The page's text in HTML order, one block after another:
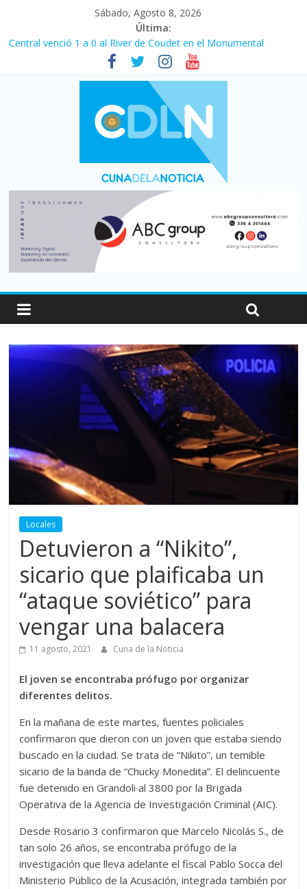
Sábado, Agosto 8, 2026
Última:
Fuerte caída de la venta de autos usados en julio: bajó un 12,6%
interanual
Central venció 1 a 0 al River de Coudet en el Monumental
afecta a 400 mil deudores en Santa Fe
Desde que asumió Milei cerraron 41.000 kioscos: el sector
denuncia crisis como en 2001
Vacaciones de invierno con más movimiento y consumo
turístico: 4,6 millones de personas viajaron por el país, un 5,9%
más que en 2025
Locales
Detuvieron a “Nikito”,
sicario que plaificaba un
“ataque soviético” para
vengar una balacera
11 agosto, 2021 Cuna de la Noticia
El joven se encontraba prófugo por organizar
diferentes delitos.
En la mañana de este martes, fuentes policiales
confirmaron que dieron con un joven que estaba siendo
buscado en la ciudad. Se trata de “Nikito”, un temible
sicario de la banda de “Chucky Monedita”. El delincuente
fue detenido en Grandoli al 3800 por la Brigada
Operativa de la Agencia de Investigación Criminal (AIC).
Desde Rosario 3 confirmaron que Marcelo Nicolás S., de
tan solo 26 años, se encontraba prófugo de la
investigación que lleva adelante el fiscal Pablo Socca del
Ministerio Público de la Acusación, integrada también por